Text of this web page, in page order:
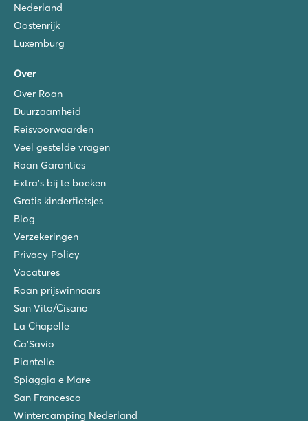
Nederland
Oostenrijk
Luxemburg
Over
Over Roan
Duurzaamheid
Reisvoorwaarden
Veel gestelde vragen
Roan Garanties
Extra's bij te boeken
Gratis kinderfietsjes
Blog
Verzekeringen
Privacy Policy
Vacatures
Roan prijswinnaars
San Vito/Cisano
La Chapelle
Ca'Savio
Piantelle
Spiaggia e Mare
San Francesco
Wintercamping Nederland